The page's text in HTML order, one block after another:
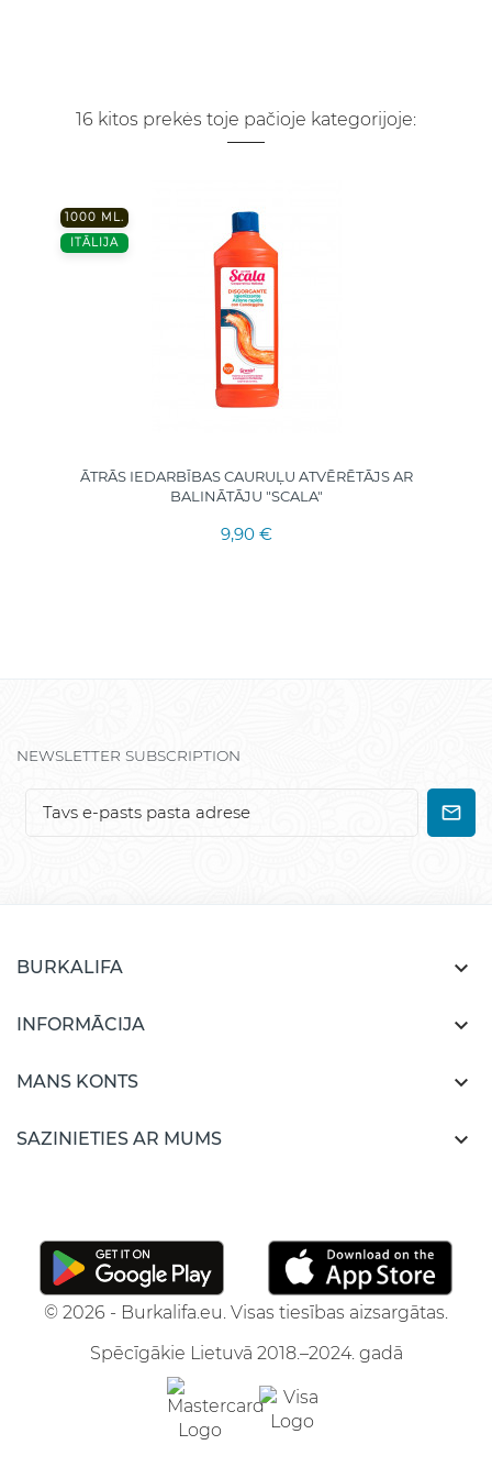
16 kitos prekės toje pačioje kategorijoje:
1000 ML.
ITĀLIJA
ĀTRĀS IEDARBĪBAS CAURUĻU ATVĒRĒTĀJS AR
BALINĀTĀJU "SCALA"
9,90 €
NEWSLETTER SUBSCRIPTION
BURKALIFA 
INFORMĀCIJA 
MANS KONTS 
SAZINIETIES AR MUMS 
© 2026 - Burkalifa.eu. Visas tiesības aizsargātas.
Spēcīgākie Lietuvā 2018.–2024. gadā